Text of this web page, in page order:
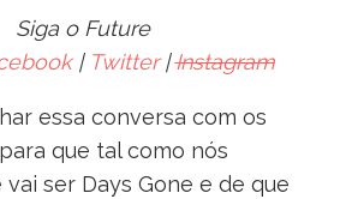
Siga o Future
| Twitter|Instagram
essa conversa com os
que tal como nós
ser Days Gone e de que